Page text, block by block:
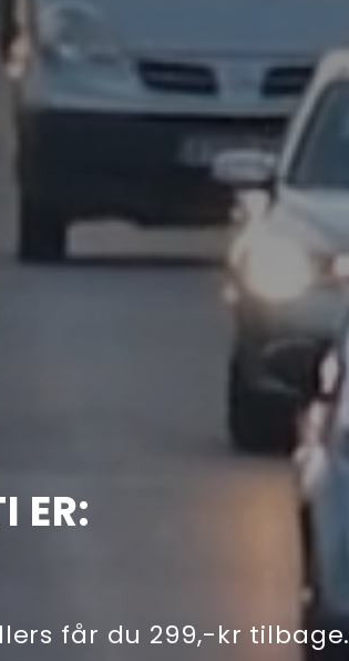
ER:
får du 299,-kr tilbage.